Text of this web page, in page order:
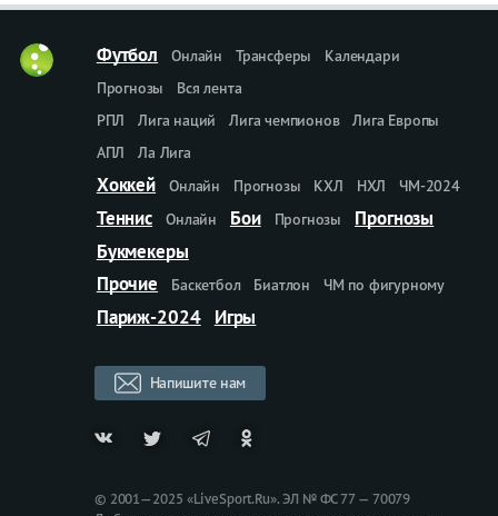
Футбол Онлайн Трансферы
Календари
Прогнозы
Вся лента
РПЛ
Лига наций Лига чемпионов
Лига Европы
АПЛ
Ла Лига
Хоккей Онлайн Прогнозы КХЛ НХЛ ЧМ-2024
Теннис Онлайн Бои Прогнозы
Прогнозы
Букмекеры
Прочие
Баскетбол Биатлон ЧМ по фигурному
Париж-2024 Игры
Напишите нам
© 2001—2025 «LiveSport.Ru». ЭЛ № ФС 77 — 70079